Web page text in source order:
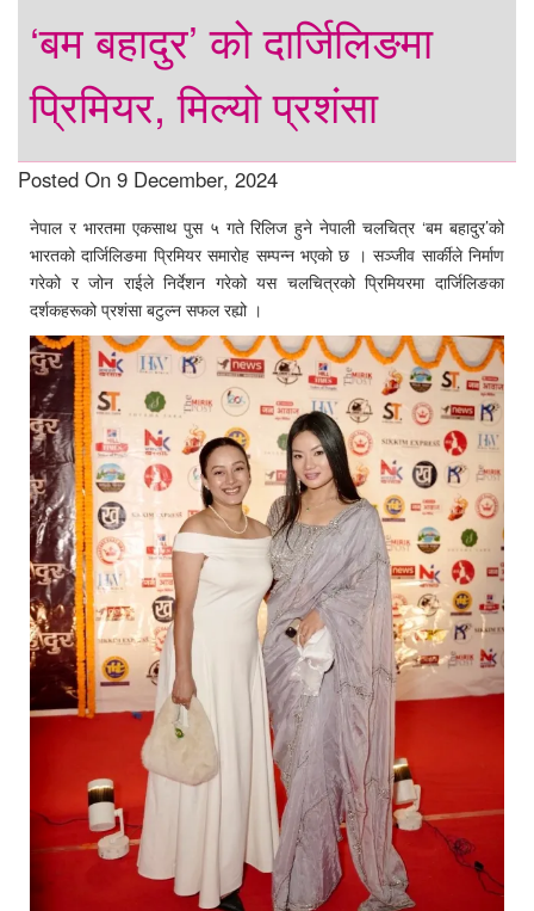
‘बम बहादुर’ को दार्जिलिङमा
प्रिमियर, मिल्यो प्रशंसा
Posted On 9 December, 2024
नेपाल र भारतमा एकसाथ पुस ५ गते रिलिज हुने नेपाली चलचित्र ‘बम बहादुर’को
भारतको दार्जिलिङमा प्रिमियर समारोह सम्पन्न भएको छ । सञ्जीव सार्कीले निर्माण
गरेको र जोन राईले निर्देशन गरेको यस चलचित्रको प्रिमियरमा दार्जिलिङका
दर्शकहरूको प्रशंसा बटुल्न सफल रह्यो ।